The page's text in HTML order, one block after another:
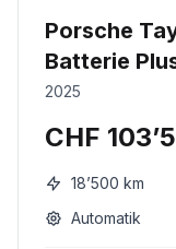
Porsche
Batterie
2025
CHF
18’500 km
Automatik